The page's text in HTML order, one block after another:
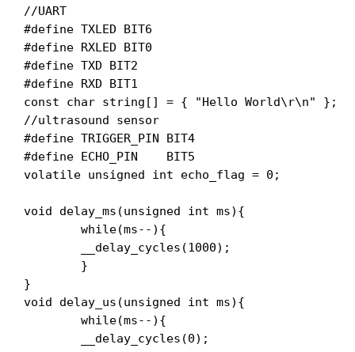
//UART
#define TXLED BIT6
#define RXLED BIT0
#define TXD BIT2
#define RXD BIT1
const char string[] = { "Hello World\r\n" };
//ultrasound sensor
#define TRIGGER_PIN BIT4
#define ECHO_PIN    BIT5
volatile unsigned int echo_flag = 0;
void delay_ms(unsigned int ms){
	while(ms--){
}
void delay_us(unsigned int ms){
	while(ms--){